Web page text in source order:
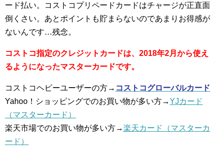
ード払い。コストコプリペードカードはチャージが正直面
倒くさい。あとポイントも貯まらないのであまりお得感が
ないんです…残念。
コストコ指定のクレジットカードは、2018年2月から使え
るようになったマスターカードです。
コストコヘビーユーザーの方→ コストコグローバルカード
Yahoo！ショッピングでのお買い物が多い方→YJカード
（マスターカード）
楽天市場でのお買い物が多い方→楽天カード（マスターカ
ード）